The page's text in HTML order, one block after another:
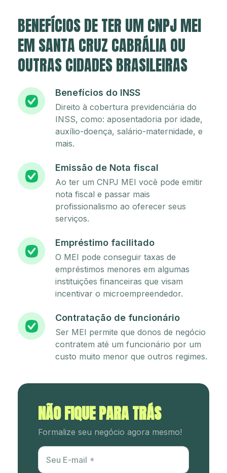
BENEFÍCIOS DE TER UM CNPJ MEI
EM SANTA CRUZ CABRÁLIA OU
OUTRAS CIDADES BRASILEIRAS
Benefícios do INSS
Direito à cobertura previdenciária do
INSS, como: aposentadoria por idade,
auxílio-doença, salário-maternidade, e
mais.
Emissão de Nota fiscal
Ao ter um CNPJ MEI você pode emitir
nota fiscal e passar mais
profissionalismo ao oferecer seus
serviços.
Empréstimo facilitado
O MEI pode conseguir taxas de
empréstimos menores em algumas
instituições financeiras que visam
incentivar o microempreendedor.
Contratação de funcionário
Ser MEI permite que donos de negócio
contratem até um funcionário por um
custo muito menor que outros regimes.
NÃO FIQUE PARA TRÁS
Formalize seu negócio agora mesmo!
Utm Content
Seu E-mail